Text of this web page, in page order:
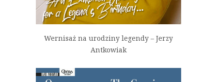
Wernisaż na urodziny legendy – Jerzy
Antkowiak